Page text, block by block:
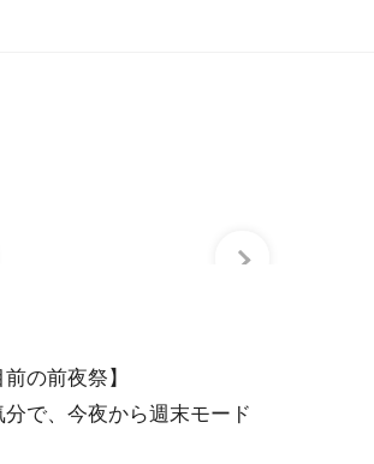
前の前夜祭】
分で、今夜から週末モード